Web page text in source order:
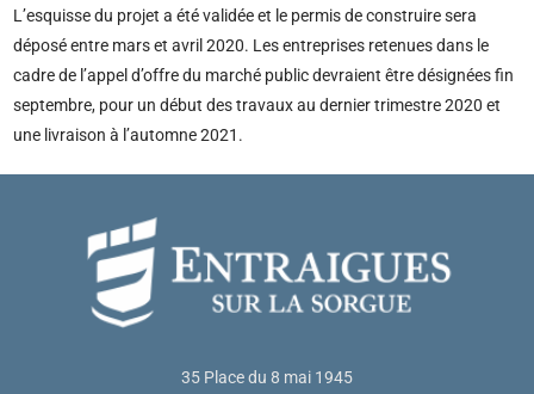
L’esquisse du projet a été validée et le permis de construire sera
déposé entre mars et avril 2020. Les entreprises retenues dans le
cadre de l’appel d’offre du marché public devraient être désignées fin
septembre, pour un début des travaux au dernier trimestre 2020 et
une livraison à l’automne 2021.
35 Place du 8 mai 1945